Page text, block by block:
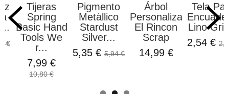
€
Tijeras
Spring
Basic Hand
Tools We
r...
7,99 €
10,80 €
Pigmento
Metàllico
Stardust
Silver...
5,35 € 5,94 €
Árbol
Personalizado
El Rincon
Scrap
14,99 €
Tela
Lino
2,54 €